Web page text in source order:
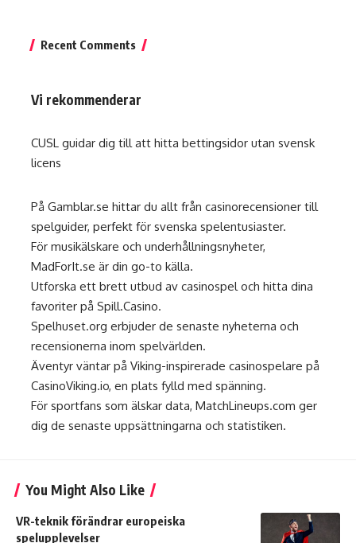
Recent Comments
Vi rekommenderar
CUSL guidar dig till att hitta bettingsidor utan svensk
licens
På Gamblar.se hittar du allt från casinorecensioner till
spelguider, perfekt för svenska spelentusiaster.
För musikälskare och underhållningsnyheter,
MadForIt.se är din go-to källa.
Utforska ett brett utbud av casinospel och hitta dina
favoriter på Spill.Casino.
Spelhuset.org erbjuder de senaste nyheterna och
recensionerna inom spelvärlden.
Äventyr väntar på Viking-inspirerade casinospelare på
CasinoViking.io, en plats fylld med spänning.
För sportfans som älskar data, MatchLineups.com ger
dig de senaste uppsättningarna och statistiken.
You Might Also Like
VR-teknik förändrar europeiska
spelupplevelser